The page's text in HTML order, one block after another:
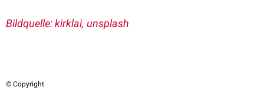
Bildquelle: kirklai, unsplash
© Copyright